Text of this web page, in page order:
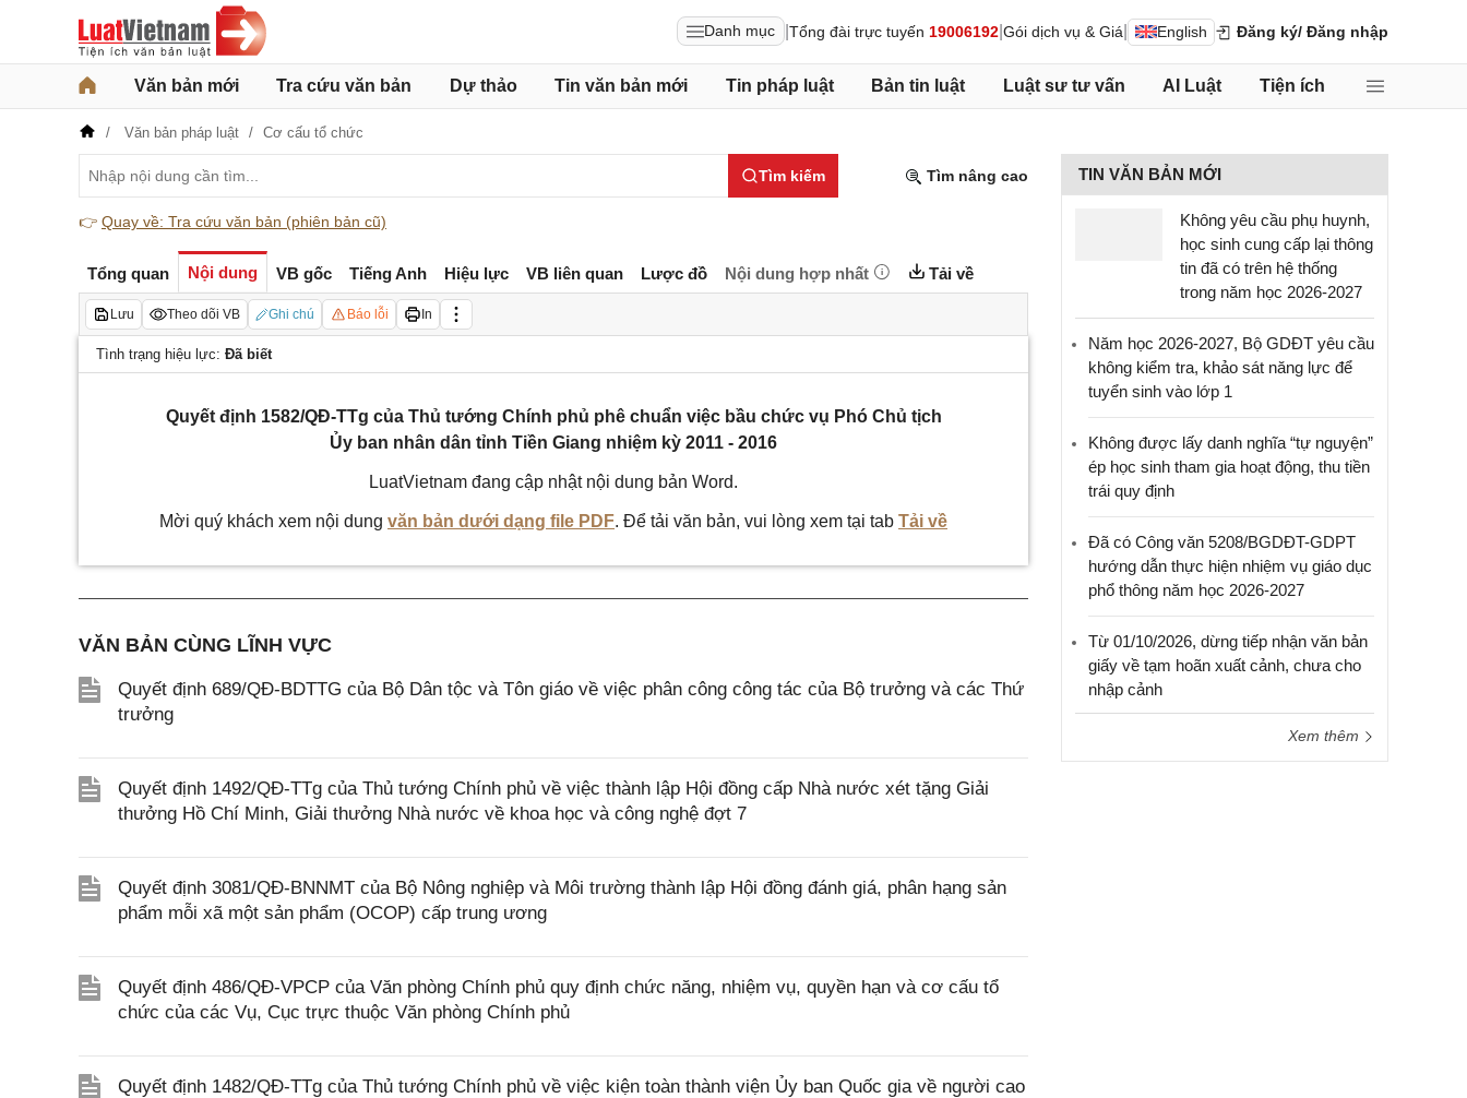
Danh mục Tổng đài trực tuyến 19006192 Gói dịch vụ & Giá English Đăng ký/ Đăng nhập
Văn bản mới Tra cứu văn bản Dự thảo Tin văn bản mới Tin pháp luật Bản tin luật Luật sư tư vấn AI Luật Tiện ích
Văn bản pháp luật Cơ cấu tổ chức
Tìm kiếm Tìm nâng cao
👉 Quay về: Tra cứu văn bản (phiên bản cũ)
Tổng quan Nội dung VB gốc Tiếng Anh Hiệu lực VB liên quan Lược đồ Nội dung hợp nhất Tải về
Lưu Theo dõi VB Ghi chú Báo lỗi In
Tình trạng hiệu lực: Đã biết
Quyết định 1582/QĐ-TTg của Thủ tướng Chính phủ phê chuẩn việc bầu chức vụ Phó Chủ tịch
Ủy ban nhân dân tỉnh Tiền Giang nhiệm kỳ 2011 - 2016
LuatVietnam đang cập nhật nội dung bản Word.
Mời quý khách xem nội dung văn bản dưới dạng file PDF. Để tải văn bản, vui lòng xem tại tab Tải về
VĂN BẢN CÙNG LĨNH VỰC
Quyết định 689/QĐ-BDTTG của Bộ Dân tộc và Tôn giáo về việc phân công công tác của Bộ trưởng và các Thứ
trưởng
Quyết định 1492/QĐ-TTg của Thủ tướng Chính phủ về việc thành lập Hội đồng cấp Nhà nước xét tặng Giải
thưởng Hồ Chí Minh, Giải thưởng Nhà nước về khoa học và công nghệ đợt 7
Quyết định 3081/QĐ-BNNMT của Bộ Nông nghiệp và Môi trường thành lập Hội đồng đánh giá, phân hạng sản
phẩm mỗi xã một sản phẩm (OCOP) cấp trung ương
Quyết định 486/QĐ-VPCP của Văn phòng Chính phủ quy định chức năng, nhiệm vụ, quyền hạn và cơ cấu tổ
chức của các Vụ, Cục trực thuộc Văn phòng Chính phủ
Quyết định 1482/QĐ-TTg của Thủ tướng Chính phủ về việc kiện toàn thành viện Ủy ban Quốc gia về người cao
TIN VĂN BẢN MỚI
Không yêu cầu phụ huynh,
học sinh cung cấp lại thông
tin đã có trên hệ thống
trong năm học 2026-2027
Năm học 2026-2027, Bộ GDĐT yêu cầu
không kiểm tra, khảo sát năng lực để
tuyển sinh vào lớp 1
Không được lấy danh nghĩa “tự nguyện”
ép học sinh tham gia hoạt động, thu tiền
trái quy định
Đã có Công văn 5208/BGDĐT-GDPT
hướng dẫn thực hiện nhiệm vụ giáo dục
phổ thông năm học 2026-2027
Từ 01/10/2026, dừng tiếp nhận văn bản
giấy về tạm hoãn xuất cảnh, chưa cho
nhập cảnh
Xem thêm